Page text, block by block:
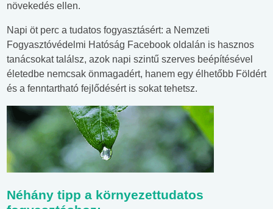
növekedés ellen.
Napi öt perc a tudatos fogyasztásért: a Nemzeti
Fogyasztóvédelmi Hatóság Facebook oldalán is hasznos
tanácsokat találsz, azok napi szintű szerves beépítésével
életedbe nemcsak önmagadért, hanem egy élhetőbb Földért
és a fenntartható fejlődésért is sokat tehetsz.
Néhány tipp a környezettudatos